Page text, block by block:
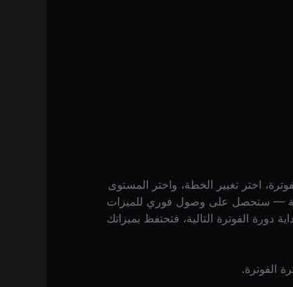
اختر تغيير الخطة، واختر المستوى
— ستحصل على وصول فوري للميزات
دورة الفوترة التالية، فتحتفظ بميزاتك
الفوترة.